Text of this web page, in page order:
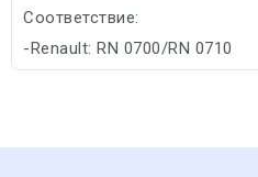
Соответствие:
-Renault: RN 0700/RN 0710